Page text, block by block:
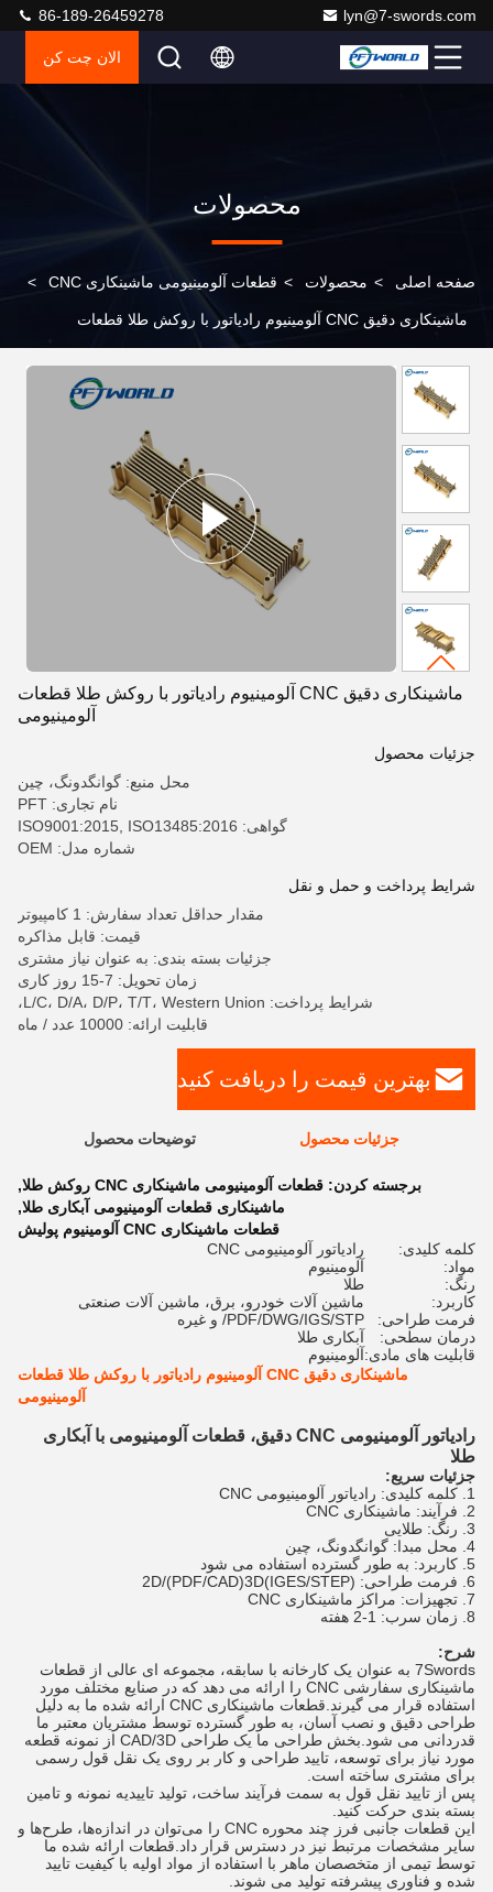
lyn@7-swords.com
86-189-26459278
الان چت کن
محصولات
صفحه اصلی > محصولات > قطعات آلومینیومی ماشینکاری CNC >
ماشینکاری دقیق CNC آلومینیوم رادیاتور با روکش طلا قطعات
ماشینکاری دقیق CNC آلومینیوم رادیاتور با روکش طلا قطعات
آلومینیومی
جزئیات محصول
محل منبع: گوانگدونگ، چین
نام تجاری: PFT
گواهی: ISO9001:2015, ISO13485:2016
شماره مدل: OEM
شرایط پرداخت و حمل و نقل
مقدار حداقل تعداد سفارش: 1 کامپیوتر
قیمت: قابل مذاکره
جزئیات بسته بندی: به عنوان نیاز مشتری
زمان تحویل: 7-15 روز کاری
شرایط پرداخت: L/C، D/A، D/P، T/T، Western Union،
قابلیت ارائه: 10000 عدد / ماه
بهترین قیمت را دریافت کنید
جزئیات محصول توضیحات محصول
برجسته کردن: قطعات آلومینیومی ماشینکاری CNC روکش طلا
,
ماشینکاری قطعات آلومینیومی آبکاری طلا,
قطعات ماشینکاری CNC آلومینیوم پولیش
کلمه کلیدی:
رادیاتور آلومینیومی CNC
مواد:
آلومینیوم
رنگ:
طلا
کاربرد:
ماشین آلات خودرو، برق، ماشین آلات صنعتی
فرمت طراحی:
PDF/DWG/IGS/STP/ و غیره
درمان سطحی:
آبکاری طلا
قابلیت های مادی:آلومینیوم
ماشینکاری دقیق CNC آلومینیوم رادیاتور با روکش طلا قطعات
آلومینیومی
رادیاتور آلومینیومی CNC دقیق، قطعات آلومینیومی با آبکاری
طلا
جزئیات سریع:
1. کلمه کلیدی: رادیاتور آلومینیومی CNC
2. فرآیند: ماشینکاری CNC
3. رنگ: طلایی
4. محل مبدا: گوانگدونگ، چین
5. کاربرد: به طور گسترده استفاده می شود
6. فرمت طراحی: 2D/(PDF/CAD)3D(IGES/STEP)
7. تجهیزات: مراکز ماشینکاری CNC
8. زمان سرب: 1-2 هفته
شرح:
7Swords به عنوان یک کارخانه با سابقه، مجموعه ای عالی از قطعات
ماشینکاری سفارشی CNC را ارائه می دهد که در صنایع مختلف مورد
استفاده قرار می گیرند.قطعات ماشینکاری CNC ارائه شده ما به دلیل
طراحی دقیق و نصب آسان، به طور گسترده توسط مشتریان معتبر ما
قدردانی می شود.بخش طراحی ما یک طراحی CAD/3D از نمونه قطعه
مورد نیاز برای توسعه، تایید طراحی و کار بر روی یک نقل قول رسمی
برای مشتری ساخته است.
پس از تایید نقل قول به سمت فرآیند ساخت، تولید تاییدیه نمونه و تامین
بسته بندی حرکت کنید.
این قطعات جانبی فرز چند محوره CNC را می‌توان در اندازه‌ها، طرح‌ها و
سایر مشخصات مرتبط نیز در دسترس قرار داد.قطعات ارائه شده ما
توسط تیمی از متخصصان ماهر با استفاده از مواد اولیه با کیفیت تایید
شده و فناوری پیشرفته تولید می شوند.